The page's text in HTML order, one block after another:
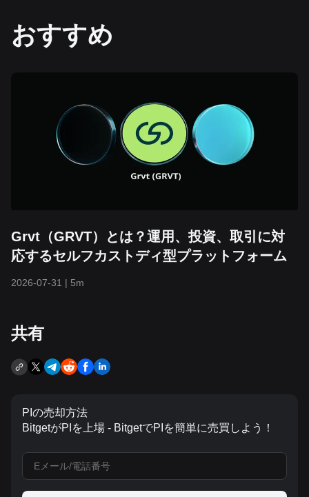
おすすめ
Grvt（GRVT）とは？運用、投資、取引に対
応するセルフカストディ型プラットフォーム
2026-07-31 | 5m
共有
PIの売却方法
BitgetがPIを上場 - BitgetでPIを簡単に売買しよう！